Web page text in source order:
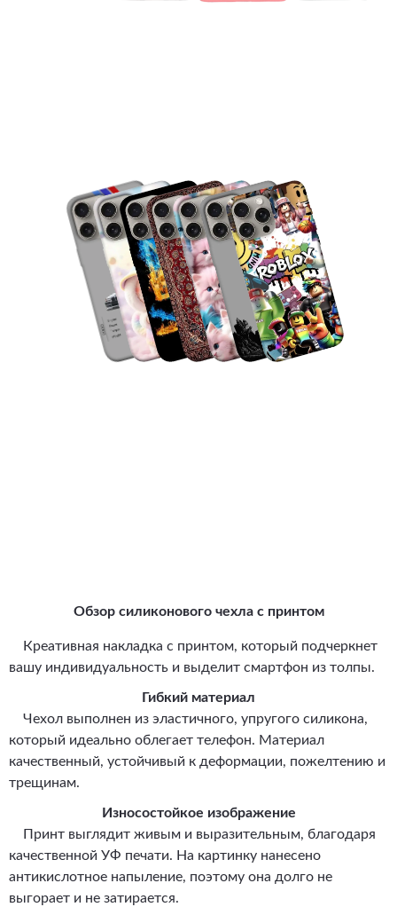
Обзор силиконового чехла с принтом
Креативная накладка с принтом, который подчеркнет
вашу индивидуальность и выделит смартфон из толпы.
Гибкий материал
Чехол выполнен из эластичного, упругого силикона,
который идеально облегает телефон. Материал
качественный, устойчивый к деформации, пожелтению и
трещинам.
Износостойкое изображение
Принт выглядит живым и выразительным, благодаря
качественной УФ печати. На картинку нанесено
антикислотное напыление, поэтому она долго не
выгорает и не затирается.